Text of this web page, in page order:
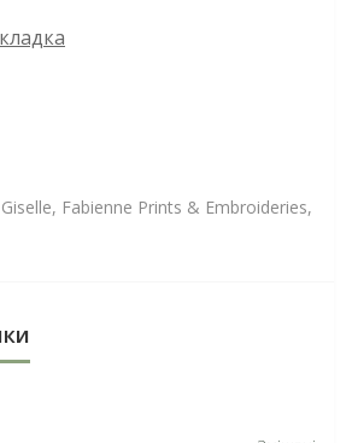
Fabienne Prints & Embroideries,